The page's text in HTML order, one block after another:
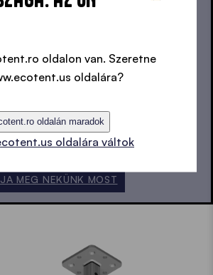
VANNAK?
MEG NEKÜNK MOST
oldalon van. Szeretne
oldalára?
oldalán maradok
oldalára váltok